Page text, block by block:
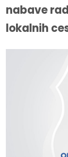
nabave
lokalnih